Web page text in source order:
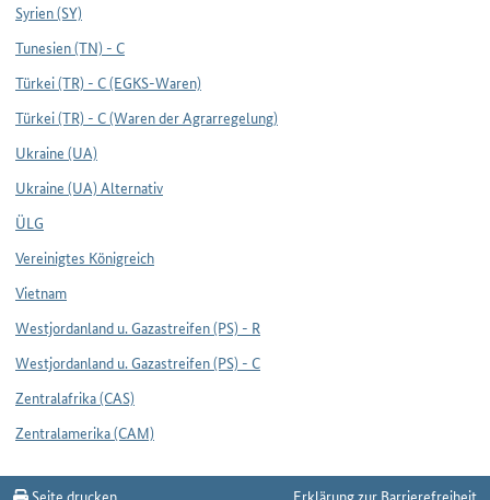
Syrien (SY)
Tunesien (TN) - C
Türkei (TR) - C (EGKS-Waren)
Türkei (TR) - C (Waren der Agrarregelung)
Ukraine (UA)
Ukraine (UA) Alternativ
ÜLG
Vereinigtes Königreich
Vietnam
Westjordanland u. Gazastreifen (PS) - R
Westjordanland u. Gazastreifen (PS) - C
Zentralafrika (CAS)
Zentralamerika (CAM)
Seite drucken Erklärung zur Barrierefreiheit